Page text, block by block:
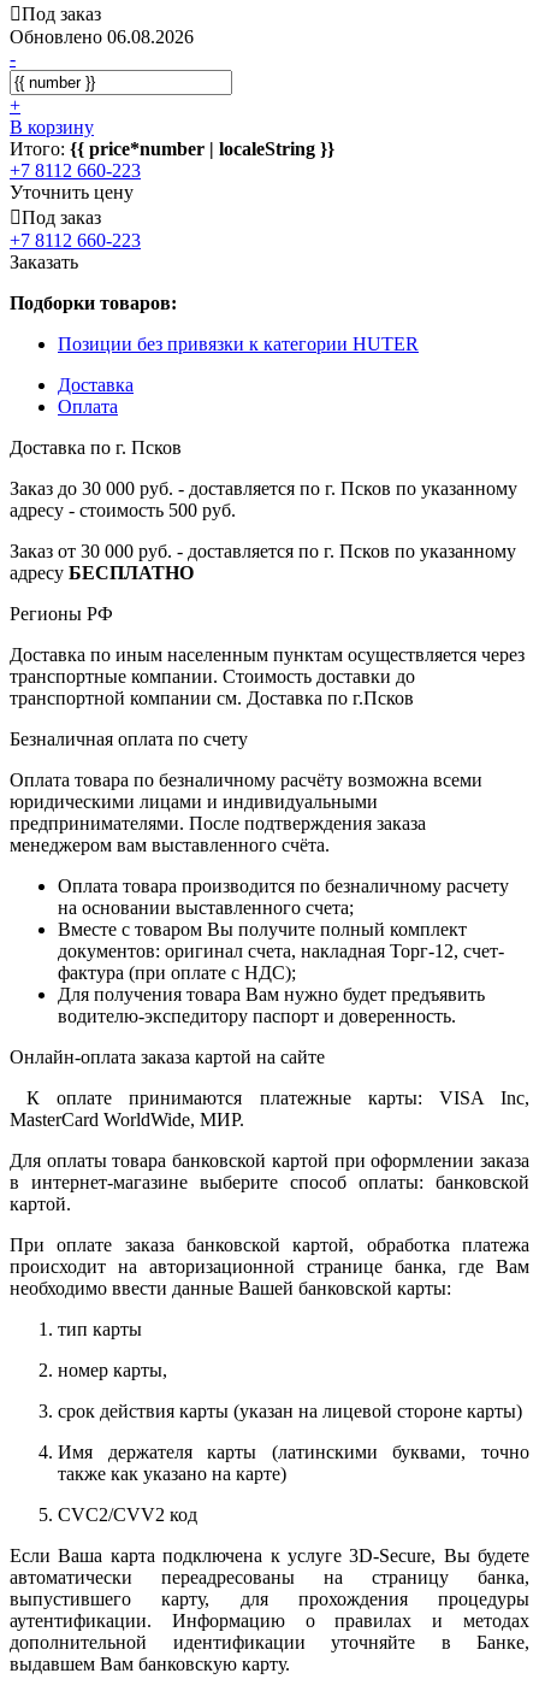
Под заказ
Обновлено 06.08.2026
-
+
В корзину
Итого: {{ price*number | localeString }}
+7 8112 660-223
Уточнить цену
Под заказ
+7 8112 660-223
Заказать
Подборки товаров:
Позиции без привязки к категории HUTER
Доставка
Оплата
Доставка по г. Псков
Заказ до 30 000 руб. - доставляется по г. Псков по указанному
адресу - стоимость 500 руб.
Заказ от 30 000 руб. - доставляется по г. Псков по указанному
адресу БЕСПЛАТНО
Регионы РФ
Доставка по иным населенным пунктам осуществляется через
транспортные компании. Стоимость доставки до
транспортной компании см. Доставка по г.Псков
Безналичная оплата по счету
Оплата товара по безналичному расчёту возможна всеми
юридическими лицами и индивидуальными
предпринимателями. После подтверждения заказа
менеджером вам выставленного счёта.
Оплата товара производится по безналичному расчету
на основании выставленного счета;
Вместе с товаром Вы получите полный комплект
документов: оригинал счета, накладная Торг-12, счет-
фактура (при оплате с НДС);
Для получения товара Вам нужно будет предъявить
водителю-экспедитору паспорт и доверенность.
Онлайн-оплата заказа картой на сайте
К оплате принимаются платежные карты: VISA Inc,
MasterCard WorldWide, МИР.
Для оплаты товара банковской картой при оформлении заказа
в интернет-магазине выберите способ оплаты: банковской
картой.
При оплате заказа банковской картой, обработка платежа
происходит на авторизационной странице банка, где Вам
необходимо ввести данные Вашей банковской карты:
тип карты
номер карты,
срок действия карты (указан на лицевой стороне карты)
Имя держателя карты (латинскими буквами, точно
также как указано на карте)
CVC2/CVV2 код
Если Ваша карта подключена к услуге 3D-Secure, Вы будете
автоматически переадресованы на страницу банка,
выпустившего карту, для прохождения процедуры
аутентификации. Информацию о правилах и методах
дополнительной идентификации уточняйте в Банке,
выдавшем Вам банковскую карту.